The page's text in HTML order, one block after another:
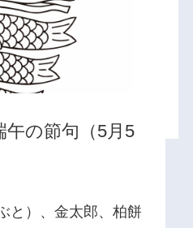
午の節句（5月5
と）、金太郎、柏餅